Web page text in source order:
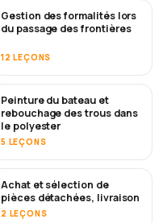
Gestion des formalités lors
du passage des frontières
12 LEÇONS
BIENTÔT
Peinture du bateau et
rebouchage des trous dans
le polyester
5 LEÇONS
BIENTÔT
Achat et sélection de
pièces détachées, livraison
2 LEÇONS